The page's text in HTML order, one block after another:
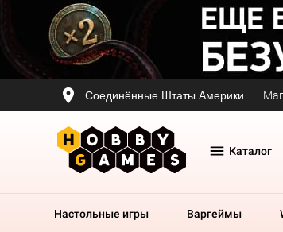
Соединённые Штаты Америки
Каталог
Настольные игры Варгеймы